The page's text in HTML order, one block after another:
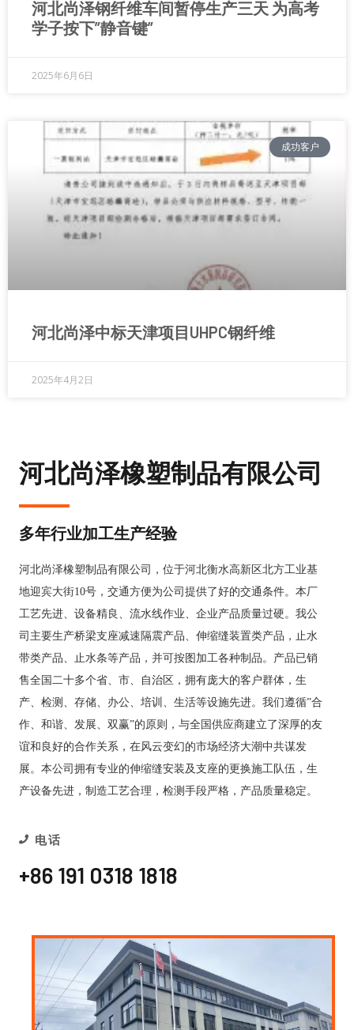
河北尚泽钢纤维车间暂停生产三天 为高考
学子按下”静音键”
2025年6月6日
成功客户
河北尚泽中标天津项目UHPC钢纤维
2025年4月2日
河北尚泽橡塑制品有限公司
多年行业加工生产经验
河北尚泽橡塑制品有限公司，位于河北衡水高新区北方工业基
地迎宾大街10号，交通方便为公司提供了好的交通条件。本厂
工艺先进、设备精良、流水线作业、企业产品质量过硬。我公
司主要生产桥梁支座减速隔震产品、伸缩缝装置类产品，止水
带类产品、止水条等产品，并可按图加工各种制品。产品已销
售全国二十多个省、市、自治区，拥有庞大的客户群体，生
产、检测、存储、办公、培训、生活等设施先进。我们遵循”合
作、和谐、发展、双赢”的原则，与全国供应商建立了深厚的友
谊和良好的合作关系，在风云变幻的市场经济大潮中共谋发
展。本公司拥有专业的伸缩缝安装及支座的更换施工队伍，生
产设备先进，制造工艺合理，检测手段严格，产品质量稳定。
电话
+86 191 0318 1818